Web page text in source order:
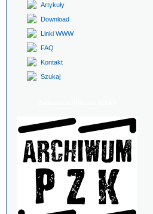
Artykuły
Download
Linki WWW
FAQ
Kontakt
Szukaj